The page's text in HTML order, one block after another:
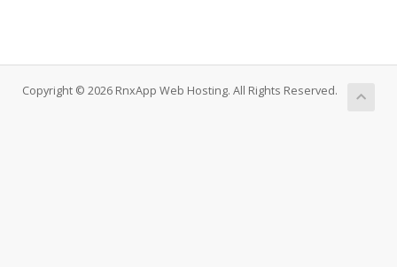
Copyright © 2026 RnxApp Web Hosting. All Rights Reserved.